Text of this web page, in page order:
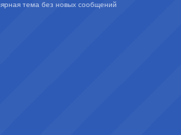
тема без новых сообщений